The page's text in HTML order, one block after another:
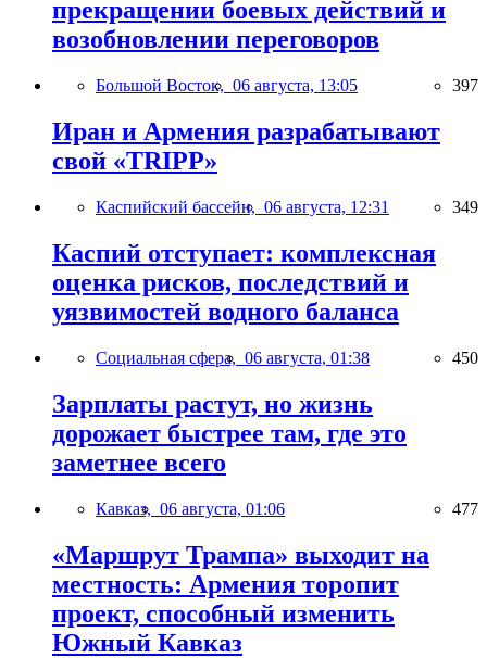
прекращении боевых действий и
возобновлении переговоров
Большой Восток, 06 августа, 13:05 397
Иран и Армения разрабатывают
свой «TRIPP»
Каспийский бассейн, 06 августа, 12:31 349
Каспий отступает: комплексная
оценка рисков, последствий и
уязвимостей водного баланса
Социальная сфера, 06 августа, 01:38 450
Зарплаты растут, но жизнь
дорожает быстрее там, где это
заметнее всего
Кавказ, 06 августа, 01:06 477
«Маршрут Трампа» выходит на
местность: Армения торопит
проект, способный изменить
Южный Кавказ